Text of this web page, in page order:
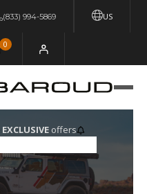
US
(833) 994-5869
0
EXCLUSIVEoffers